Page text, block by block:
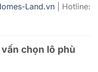
Land.vn | Hotline:
chọn lô phù